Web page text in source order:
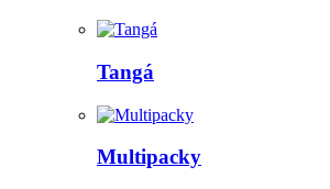
Tangá
Multipacky